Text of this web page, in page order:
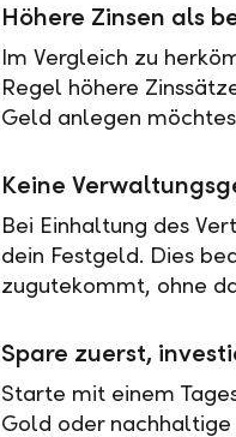
Höhere Zinsen als
Im Vergleich zu
Regel höhere
Geld anlegen
Keine
Bei Einhaltung des
dein Festgeld. Dies
zugutekommt, ohne
Spare zuerst,
Starte mit einem
Gold oder